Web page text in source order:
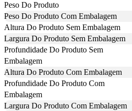
Peso Do Produto
Peso Do Produto Com Embalagem
Altura Do Produto Sem Embalagem
Largura Do Produto Sem Embalagem
Profundidade Do Produto Sem
Embalagem
Altura Do Produto Com Embalagem
Profundidade Do Produto Com
Embalagem
Largura Do Produto Com Embalagem